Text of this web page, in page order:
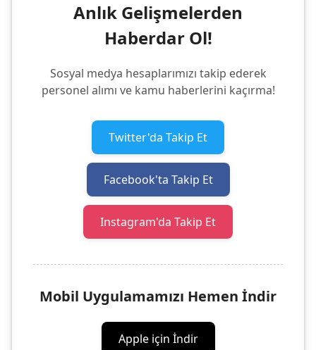
Anlık Gelişmelerden
Haberdar Ol!
Sosyal medya hesaplarımızı takip ederek
personel alımı ve kamu haberlerini kaçırma!
Twitter'da Takip Et
Facebook'ta Takip Et
Instagram'da Takip Et
Mobil Uygulamamızı Hemen İndir
Apple için İndir